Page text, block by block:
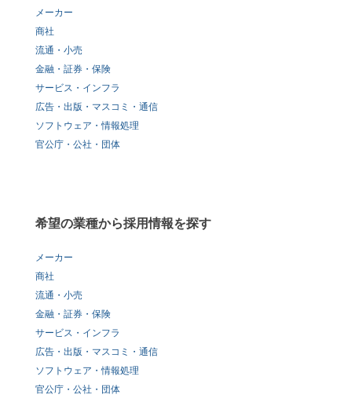
メーカー
商社
流通・小売
金融・証券・保険
サービス・インフラ
広告・出版・マスコミ・通信
ソフトウェア・情報処理
官公庁・公社・団体
希望の業種から採用情報を探す
メーカー
商社
流通・小売
金融・証券・保険
サービス・インフラ
広告・出版・マスコミ・通信
ソフトウェア・情報処理
官公庁・公社・団体